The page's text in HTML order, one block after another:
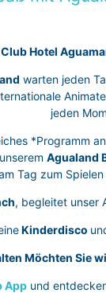
Club Hotel
warten jeden
jeden
*Programm
Agualand
Tag zum
, begleitet unser
Kinderdisco
Möchten Sie
Appund